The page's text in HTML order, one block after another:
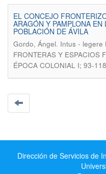
EL CONCEJO
ARAGÓN Y PAMPLONA
POBLACIÓN DE ÁVILA
Gordo, Ángel. Intus - legere
FRONTERAS Y ESPACIOS
ÉPOCA COLONIAL I; 93-118
Dirección de Servicios de